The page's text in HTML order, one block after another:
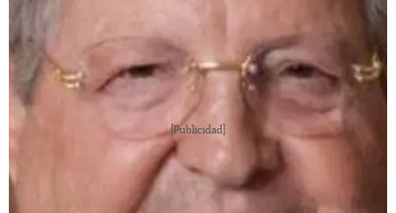
[Publicidad]